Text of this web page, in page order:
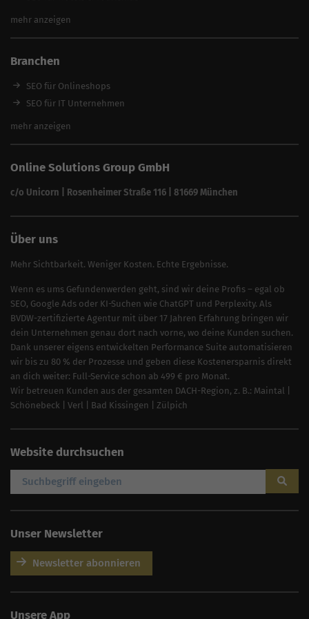
SEO Angebote
SEO für Handwerker
SEO für Anwälte & Kanzleien
SEO für Fitness
SEO für Architekten
mehr anzeigen
Branchen
SEO für Onlineshops
SEO für IT Unternehmen
SEO für Versicherungsmakler
SEO für Reinigungsfirmen
SEO für Sicherheitsdienste
mehr anzeigen
Online Solutions Group GmbH
c/o Unicorn | Rosenheimer Straße 116 | 81669 München
Über uns
Mehr Sichtbarkeit. Weniger Kosten. Echte Ergebnisse.
Wenn es ums Gefundenwerden geht, sind wir deine Profis – egal ob
SEO, Google Ads oder KI-Suchen wie ChatGPT und Perplexity. Als
BVDW-zertifizierte Agentur mit über 17 Jahren Erfahrung bringen wir
dein Unternehmen genau dort nach vorne, wo deine Kunden suchen.
Dank unserer eigens entwickelten Performance Suite automatisieren
wir bis zu 80 % der Prozesse und geben diese Kostenersparnis direkt
an dich weiter: Full-Service schon ab 499 € pro Monat.
Wir betreuen Kunden aus der gesamten DACH-Region, z. B.: Maintal
Schönebeck
Verl Bad Kissingen Zülpich
Website durchsuchen
Unser Newsletter
Newsletter abonnieren
Unsere App